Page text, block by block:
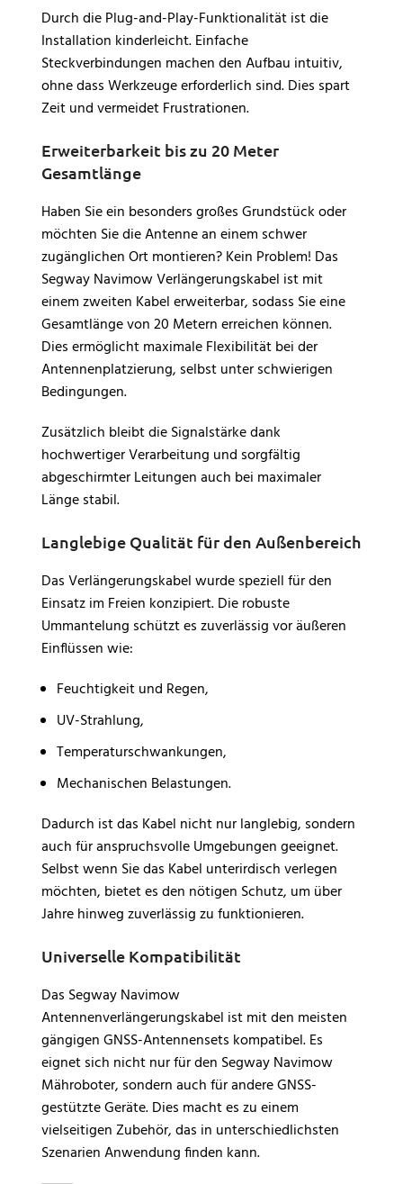
Durch die Plug-and-Play-Funktionalität ist die
Installation kinderleicht. Einfache
Steckverbindungen machen den Aufbau intuitiv,
ohne dass Werkzeuge erforderlich sind. Dies spart
Zeit und vermeidet Frustrationen.
Erweiterbarkeit bis zu 20 Meter
Gesamtlänge
Haben Sie ein besonders großes Grundstück oder
möchten Sie die Antenne an einem schwer
zugänglichen Ort montieren? Kein Problem! Das
Segway Navimow Verlängerungskabel ist mit
einem zweiten Kabel erweiterbar, sodass Sie eine
Gesamtlänge von 20 Metern erreichen können.
Dies ermöglicht maximale Flexibilität bei der
Antennenplatzierung, selbst unter schwierigen
Bedingungen.
Zusätzlich bleibt die Signalstärke dank
hochwertiger Verarbeitung und sorgfältig
abgeschirmter Leitungen auch bei maximaler
Länge stabil.
Langlebige Qualität für den Außenbereich
Das Verlängerungskabel wurde speziell für den
Einsatz im Freien konzipiert. Die robuste
Ummantelung schützt es zuverlässig vor äußeren
Einflüssen wie:
Feuchtigkeit und Regen,
UV-Strahlung,
Temperaturschwankungen,
Mechanischen Belastungen.
Dadurch ist das Kabel nicht nur langlebig, sondern
auch für anspruchsvolle Umgebungen geeignet.
Selbst wenn Sie das Kabel unterirdisch verlegen
möchten, bietet es den nötigen Schutz, um über
Jahre hinweg zuverlässig zu funktionieren.
Universelle Kompatibilität
Das Segway Navimow
Antennenverlängerungskabel ist mit den meisten
gängigen GNSS-Antennensets kompatibel. Es
eignet sich nicht nur für den Segway Navimow
Mähroboter, sondern auch für andere GNSS-
gestützte Geräte. Dies macht es zu einem
vielseitigen Zubehör, das in unterschiedlichsten
Szenarien Anwendung finden kann.